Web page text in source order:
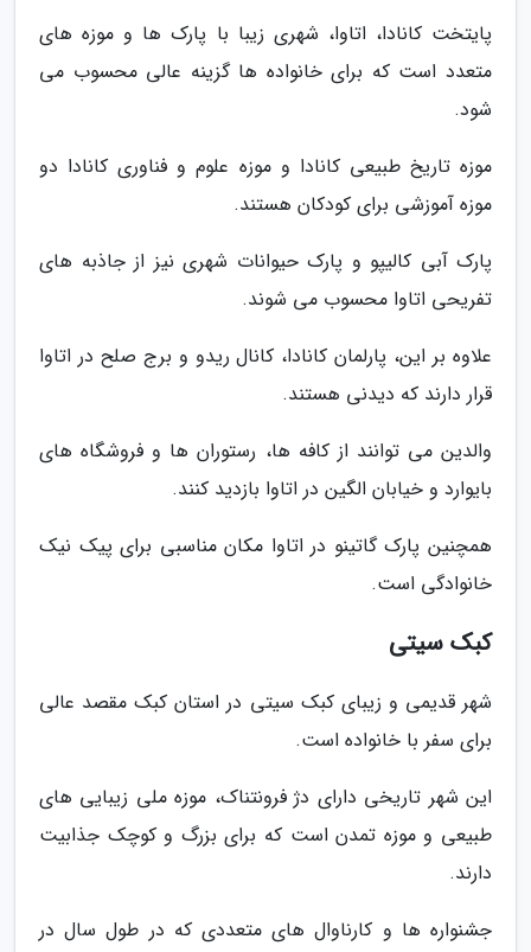
پایتخت کانادا، اتاوا، شهری زیبا با پارک ها و موزه های
متعدد است که برای خانواده ها گزینه عالی محسوب می
شود.
موزه تاریخ طبیعی کانادا و موزه علوم و فناوری کانادا دو
موزه آموزشی برای کودکان هستند.
پارک آبی کالیپو و پارک حیوانات شهری نیز از جاذبه های
تفریحی اتاوا محسوب می شوند.
علاوه بر این، پارلمان کانادا، کانال ریدو و برج صلح در اتاوا
قرار دارند که دیدنی هستند.
والدین می توانند از کافه ها، رستوران ها و فروشگاه های
بایوارد و خیابان الگین در اتاوا بازدید کنند.
همچنین پارک گاتینو در اتاوا مکان مناسبی برای پیک نیک
خانوادگی است.
کبک سیتی
شهر قدیمی و زیبای کبک سیتی در استان کبک مقصد عالی
برای سفر با خانواده است.
این شهر تاریخی دارای دژ فرونتناک، موزه ملی زیبایی های
طبیعی و موزه تمدن است که برای بزرگ و کوچک جذابیت
دارند.
جشنواره ها و کارناوال های متعددی که در طول سال در